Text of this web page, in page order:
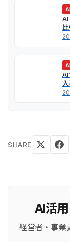
AI
AI
入
SHARE
AI活
経営者・事業